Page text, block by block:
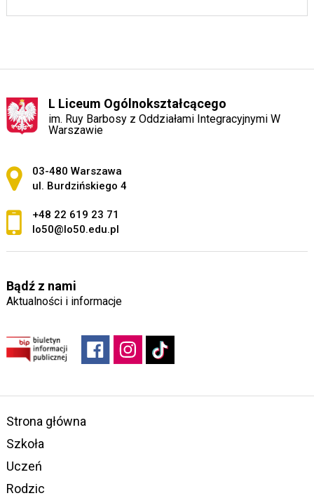
L Liceum Ogólnokształcącego
im. Ruy Barbosy z Oddziałami Integracyjnymi W
Warszawie
Adres pocztowy:
03-480 Warszawa
ul. Burdzińskiego 4
+48 22 619 23 71
lo50@lo50.edu.pl
Bądź z nami
Aktualności i informacje
Strona główna
Szkoła
Uczeń
Rodzic